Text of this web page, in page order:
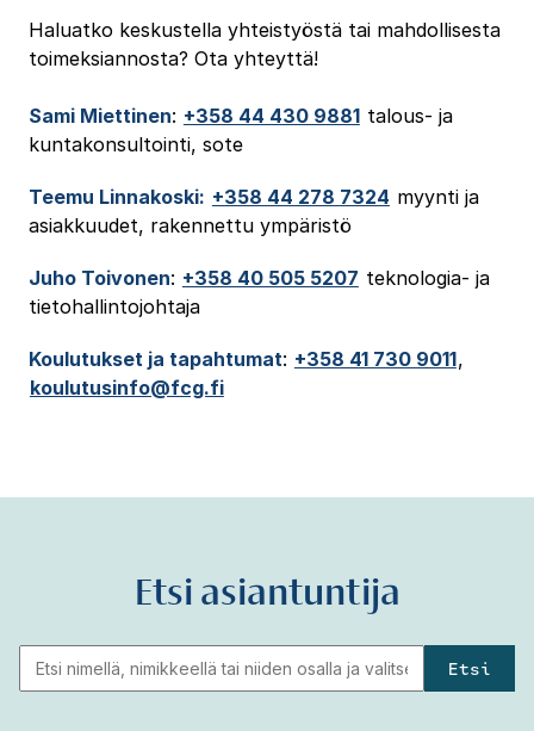
Haluatko keskustella yhteistyöstä tai mahdollisesta
toimeksiannosta? Ota yhteyttä!
Sami Miettinen: +358 44 430 9881 talous- ja
kuntakonsultointi, sote
Teemu Linnakoski: +358 44 278 7324 myynti ja
asiakkuudet, rakennettu ympäristö
Juho Toivonen: +358 40 505 5207 teknologia- ja
tietohallintojohtaja
Koulutukset ja tapahtumat: +358 41 730 9011,
koulutusinfo@fcg.fi
Etsi asiantuntija
Etsi